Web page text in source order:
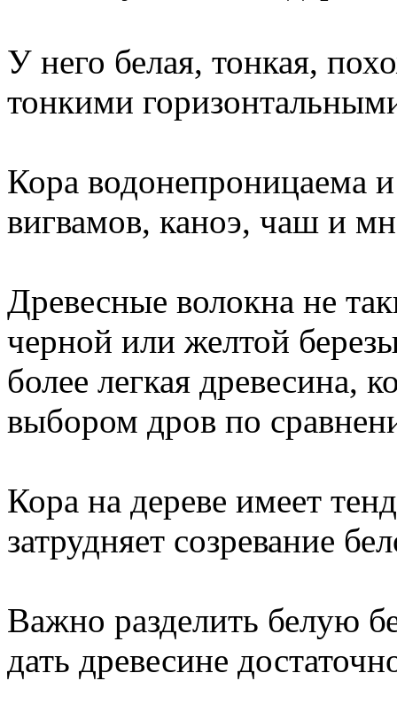
У него белая, тонкая,
тонкими
Кора водонепроницаема и
вигвамов, каноэ, чаш и
Древесные волокна не
черной или желтой
более легкая древесина,
выбором дров по
Кора на дереве имеет
затрудняет созревание
Важно разделить белую
дать древесине